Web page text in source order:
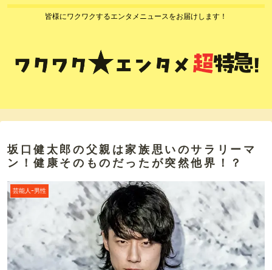
皆様にワクワクするエンタメニュースをお届けします！
坂口健太郎の父親は家族思いのサラリーマ
ン！健康そのものだったが突然他界！？
芸能人ｰ男性